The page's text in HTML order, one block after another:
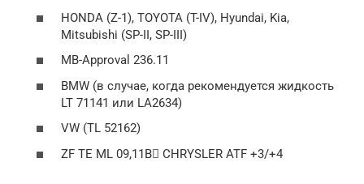
HONDA (Z-1), TOYOTA (T-IV), Hyundai, Kia,
Mitsubishi (SP-II, SP-III)
MB-Approval 236.11
BMW (в случае, когда рекомендуется жидкость
LT 71141 или LA2634)
VW (TL 52162)
ZF TE ML 09,11B CHRYSLER ATF +3/+4